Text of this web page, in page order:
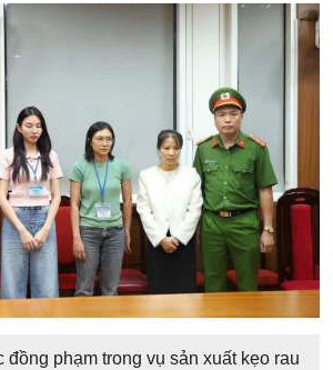
đồng phạm trong vụ sản xuất kẹo rau